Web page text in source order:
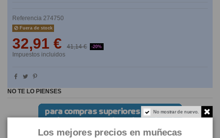
Referencia 274750
Fuera de stock
32,91 € 41,14 € -20%
Impuestos incluidos
NO TE LO PIENSES
No mostrar de nuevo.
Los mejores precios en muñecas